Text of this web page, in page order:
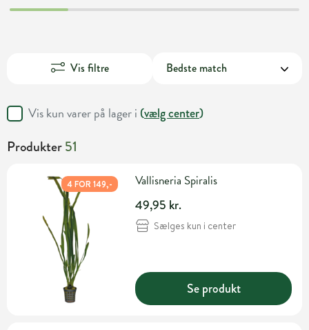
Vis filtre
Vis kun varer på lager i (vælg center)
Produkter51
4 FOR 149,- Vallisneria Spiralis
49,95 kr.
Sælges kun i center
Se produkt